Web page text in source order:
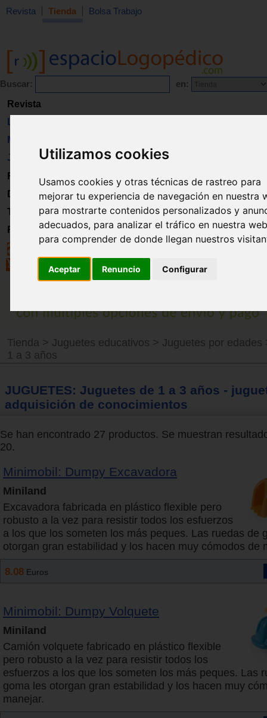
Utilizamos cookies
Usamos cookies y otras técnicas de rastreo para
mejorar tu experiencia de navegación en nuestra
para mostrarte contenidos personalizados y
adecuados, para analizar el tráfico en nuestra
para comprender de donde llegan nuestros
Aceptar Renuncio Configurar
Revista Tienda Bolsa Trabajo
Buscar: en:
Revista
Libros
Material
Juguetes
Formación
Directorio
Trabajo
Registro
Tienda > Juguetes educativos > Juguetes por edades
1 a 3 años
JUGUETES: Juguetes de 1 a 3 años -
adquisición de conocimientos
Se han encontrado 27 productos. Se muestran
20.
Minimobil: Dumpy Excavadora
Miniland
Excavadora fabricada en plástico flexible pero
robusto a la vez para resistir todos los esfuerzos
a los que los someten los más peques. Las ruedas de
otorgan gran estabilidad y los hacen muy cómodos de
8.08 Euros
Minimobil: Dumpy Volquete
Miniland
Camión volquete fabricado en plástico flexible
pero robusto a la vez para resistir todos los
esfuerzos a los que los someten los más peques. Las
goma les otorgan gran estabilidad y los hacen muy
manejar.